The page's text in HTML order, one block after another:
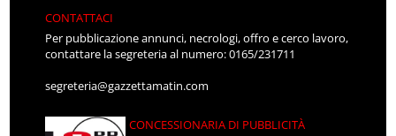
CONTATTACI
Per pubblicazione annunci, necrologi, offro e cerco lavoro,
contattare la segreteria al numero: 0165/231711
segreteria@gazzettamatin.com
CONCESSIONARIA DI PUBBLICITÀ